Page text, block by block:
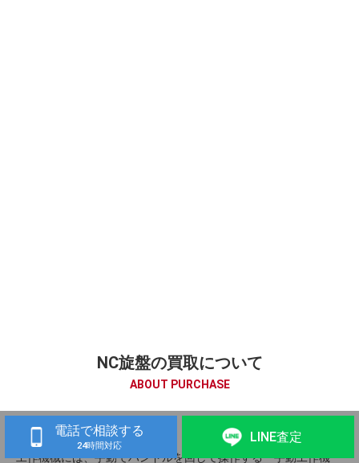
NC旋盤の買取について
ABOUT PURCHASE
NC旋盤とは
工作機械には、手動でハンドルを回して操作する「手動工作機
電話で相談する
24時間対応
LINE査定